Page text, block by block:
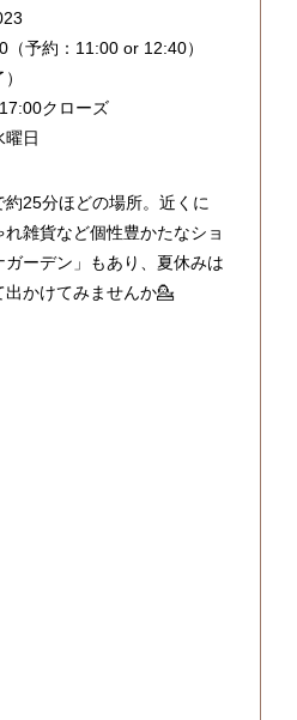
予約：11:00 or 12:40）
クローズ
曜日
約25分ほどの場所。近くに
雑貨など個性豊かたなショ
ーデン」もあり、夏休みは
かけてみませんか💁